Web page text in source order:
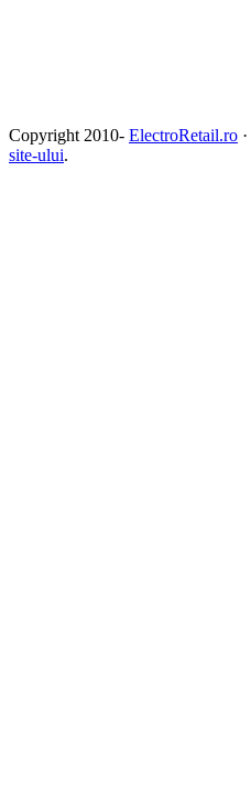
Copyright 2010- ElectroRetail.ro ·
site-ului.